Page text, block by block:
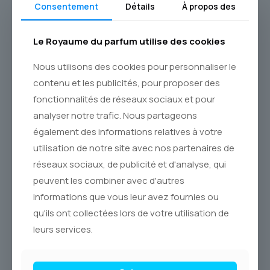
histoire. **JOHN VARVATOS ARTISAN** est l’allié parfait pour
l’homme moderne qui valorise l’authenticité, le détail et
assuré, aussi à l’aise en journée qu’en soirée. Découvrez
son essence méditerranéenne. Commandez dès
aujourd’hui votre flacon de cette fragrance iconique et
recevez-la avec la fiabilité de **Postes Canada**, partout
au **Canada**.
Produits similaires
Sold out
Consentement Détails À propos des
Le Royaume du parfum utilise des cookies
Nous utilisons des cookies pour personnaliser le
contenu et les publicités, pour proposer des
fonctionnalités de réseaux sociaux et pour
analyser notre trafic. Nous partageons
également des informations relatives à votre
utilisation de notre site avec nos partenaires de
réseaux sociaux, de publicité et d'analyse, qui
peuvent les combiner avec d'autres
informations que vous leur avez fournies ou
qu'ils ont collectées lors de votre utilisation de
leurs services.